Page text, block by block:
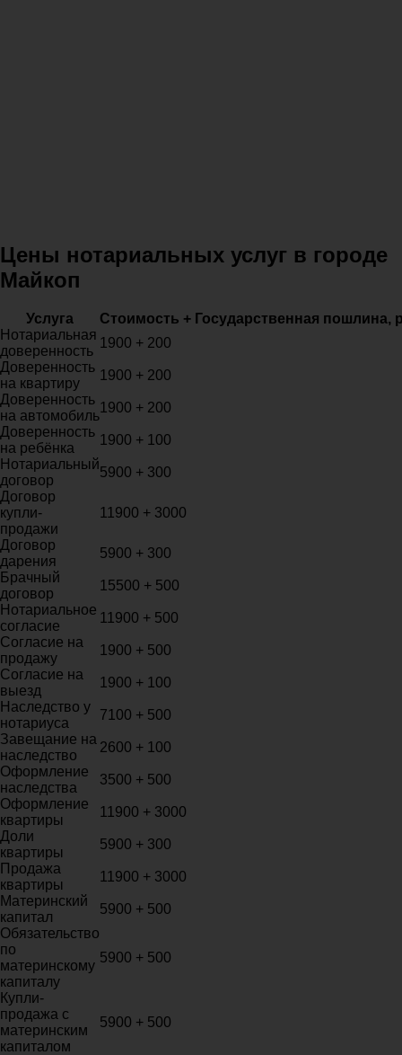
Цены нотариальных услуг в городе
Майкоп
Услуга
Стоимость + Государственная пошлина,
Нотариальная
доверенность
1900 + 200
Доверенность
на квартиру
1900 + 200
Доверенность
на автомобиль
1900 + 200
Доверенность
на ребёнка
1900 + 100
Нотариальный
договор
5900 + 300
Договор
купли-
продажи
11900 + 3000
Договор
дарения
5900 + 300
Брачный
договор
15500 + 500
Нотариальное
согласие
11900 + 500
Согласие на
продажу
1900 + 500
Согласие на
выезд
1900 + 100
Наследство у
нотариуса
7100 + 500
Завещание на
наследство
2600 + 100
Оформление
наследства
3500 + 500
Оформление
квартиры
11900 + 3000
Доли
квартиры
5900 + 300
Продажа
квартиры
11900 + 3000
Материнский
капитал
5900 + 500
Обязательство
по
материнскому
капиталу
5900 + 500
Купли-
продажа с
материнским
капиталом
5900 + 500